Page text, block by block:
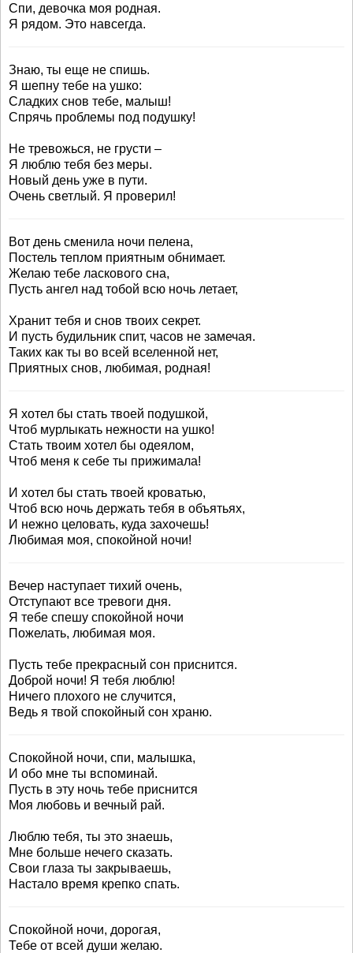
Спи, девочка моя родная.
Я рядом. Это навсегда.
Знаю, ты еще не спишь.
Я шепну тебе на ушко:
Сладких снов тебе, малыш!
Спрячь проблемы под подушку!
Не тревожься, не грусти –
Я люблю тебя без меры.
Новый день уже в пути.
Очень светлый. Я проверил!
Вот день сменила ночи пелена,
Постель теплом приятным обнимает.
Желаю тебе ласкового сна,
Пусть ангел над тобой всю ночь летает,
Хранит тебя и снов твоих секрет.
И пусть будильник спит, часов не замечая.
Таких как ты во всей вселенной нет,
Приятных снов, любимая, родная!
Я хотел бы стать твоей подушкой,
Чтоб мурлыкать нежности на ушко!
Стать твоим хотел бы одеялом,
Чтоб меня к себе ты прижимала!
И хотел бы стать твоей кроватью,
Чтоб всю ночь держать тебя в объятьях,
И нежно целовать, куда захочешь!
Любимая моя, спокойной ночи!
Вечер наступает тихий очень,
Отступают все тревоги дня.
Я тебе спешу спокойной ночи
Пожелать, любимая моя.
Пусть тебе прекрасный сон приснится.
Доброй ночи! Я тебя люблю!
Ничего плохого не случится,
Ведь я твой спокойный сон храню.
Спокойной ночи, спи, малышка,
И обо мне ты вспоминай.
Пусть в эту ночь тебе приснится
Моя любовь и вечный рай.
Люблю тебя, ты это знаешь,
Мне больше нечего сказать.
Свои глаза ты закрываешь,
Настало время крепко спать.
Спокойной ночи, дорогая,
Тебе от всей души желаю.